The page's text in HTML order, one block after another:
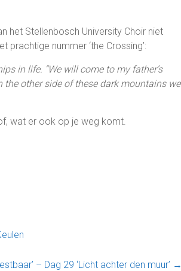
het Stellenbosch University Choir niet
prachtige nummer ‘the Crossing’:
in life. “We will come to my father’s
the other side of these dark mountains we
wat er ook op je weg komt.
– Dag 29 ‘Licht achter den muur’ →